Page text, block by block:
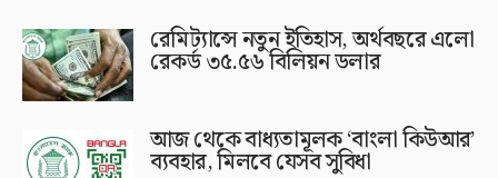
রেমিট্যান্সে নতুন ইতিহাস, অর্থবছরে এলো
রেকর্ড ৩৫.৫৬ বিলিয়ন ডলার
আজ থেকে বাধ্যতামূলক ‘বাংলা কিউআর’
ব্যবহার, মিলবে যেসব সুবিধা